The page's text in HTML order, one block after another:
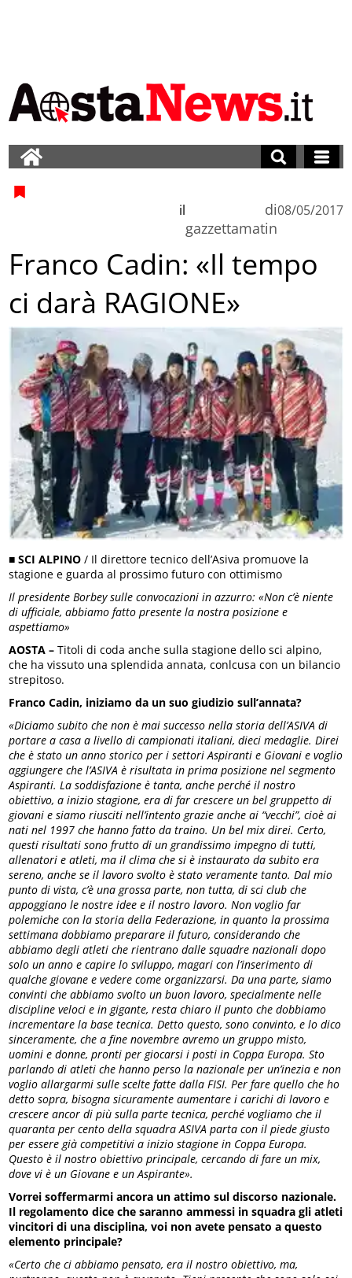
di
gazzettamatin
il 08/05/2017
Franco Cadin: «Il tempo
ci darà RAGIONE»
■SCI ALPINO / Il direttore tecnico dell’Asiva promuove la
stagione e guarda al prossimo futuro con ottimismo
Il presidente Borbey sulle convocazioni in azzurro: «Non c’è niente
di ufficiale, abbiamo fatto presente la nostra posizione e
aspettiamo»
AOSTA – Titoli di coda anche sulla stagione dello sci alpino,
che ha vissuto una splendida annata, conlcusa con un bilancio
strepitoso.
Franco Cadin, iniziamo da un suo giudizio sull’annata?
«Diciamo subito che non è mai successo nella storia dell’ASIVA di
portare a casa a livello di campionati italiani, dieci medaglie. Direi
che è stato un anno storico per i settori Aspiranti e Giovani e voglio
aggiungere che l’ASIVA è risultata in prima posizione nel segmento
Aspiranti. La soddisfazione è tanta, anche perché il nostro
obiettivo, a inizio stagione, era di far crescere un bel gruppetto di
giovani e siamo riusciti nell’intento grazie anche ai “vecchi”, cioè ai
nati nel 1997 che hanno fatto da traino. Un bel mix direi. Certo,
questi risultati sono frutto di un grandissimo impegno di tutti,
allenatori e atleti, ma il clima che si è instaurato da subito era
sereno, anche se il lavoro svolto è stato veramente tanto. Dal mio
punto di vista, c’è una grossa parte, non tutta, di sci club che
appoggiano le nostre idee e il nostro lavoro. Non voglio far
polemiche con la storia della Federazione, in quanto la prossima
settimana dobbiamo preparare il futuro, considerando che
abbiamo degli atleti che rientrano dalle squadre nazionali dopo
solo un anno e capire lo sviluppo, magari con l’inserimento di
qualche giovane e vedere come organizzarsi. Da una parte, siamo
convinti che abbiamo svolto un buon lavoro, specialmente nelle
discipline veloci e in gigante, resta chiaro il punto che dobbiamo
incrementare la base tecnica. Detto questo, sono convinto, e lo dico
sinceramente, che a fine novembre avremo un gruppo misto,
uomini e donne, pronti per giocarsi i posti in Coppa Europa. Sto
parlando di atleti che hanno perso la nazionale per un’inezia e non
voglio allargarmi sulle scelte fatte dalla FISI. Per fare quello che ho
detto sopra, bisogna sicuramente aumentare i carichi di lavoro e
crescere ancor di più sulla parte tecnica, perché vogliamo che il
quaranta per cento della squadra ASIVA parta con il piede giusto
per essere già competitivi a inizio stagione in Coppa Europa.
Questo è il nostro obiettivo principale, cercando di fare un mix,
dove vi è un Giovane e un Aspirante».
Vorrei soffermarmi ancora un attimo sul discorso nazionale.
Il regolamento dice che saranno ammessi in squadra gli atleti
vincitori di una disciplina, voi non avete pensato a questo
elemento principale?
«Certo che ci abbiamo pensato, era il nostro obiettivo, ma,